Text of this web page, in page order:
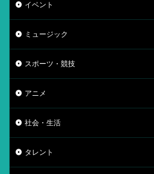
イベント
ミュージック
スポーツ・競技
アニメ
社会・生活
タレント